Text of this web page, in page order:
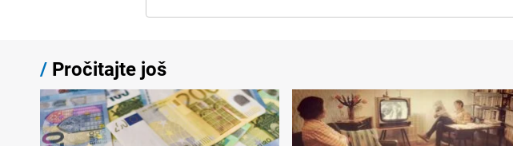
/ Pročitajte još